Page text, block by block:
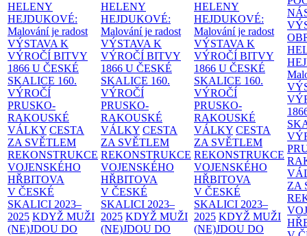
HELENY
HEJDUKOVÉ:
Malování je radost
VÝSTAVA K
VÝROČÍ BITVY
1866 U ČESKÉ
SKALICE 160.
VÝROČÍ
PRUSKO-
RAKOUSKÉ
VÁLKY CESTA
ZA SVĚTLEM
REKONSTRUKCE
VOJENSKÉHO
HŘBITOVA
V ČESKÉ
SKALICI 2023–
2025 KDYŽ MUŽI
(NE)JDOU DO
HELENY
HEJDUKOVÉ:
Malování je radost
VÝSTAVA K
VÝROČÍ BITVY
1866 U ČESKÉ
SKALICE 160.
VÝROČÍ
PRUSKO-
RAKOUSKÉ
VÁLKY CESTA
ZA SVĚTLEM
REKONSTRUKCE
VOJENSKÉHO
HŘBITOVA
V ČESKÉ
SKALICI 2023–
2025 KDYŽ MUŽI
(NE)JDOU DO
HELENY
HEJDUKOVÉ:
Malování je radost
VÝSTAVA K
VÝROČÍ BITVY
1866 U ČESKÉ
SKALICE 160.
VÝROČÍ
PRUSKO-
RAKOUSKÉ
VÁLKY CESTA
ZA SVĚTLEM
REKONSTRUKCE
VOJENSKÉHO
HŘBITOVA
V ČESKÉ
SKALICI 2023–
2025 KDYŽ MUŽI
(NE)JDOU DO
ZA